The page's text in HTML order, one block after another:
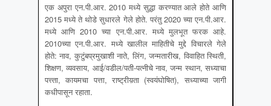
एक अपुरा एन.पी.आर. 2010 मध्ये सुद्धा करण्यात आले होते आणि
2015 मध्ये ते थोडे सुधारले गेले होते. परंतु 2020 च्या एन.पी.आर.
मध्ये आणि 2010 च्या एन.पी.आर. मध्ये मुलभूत फरक आहे.
2010च्या एन.पी.आर. मध्ये खालील माहितीचे मुद्दे विचारले गेले
होते: नाव, कुटुंबप्रमुखाशी नाते, लिंग, जन्मतारीख, विवाहित स्थिती,
शिक्षण, व्यवसाय, आई/वडील/पती-पत्नीचे नाव, जन्म स्थान, सध्याचा
पत्त्ता, कायमचा पत्ता, राष्ट्रीय़ता (स्वयंघोषित), सध्याच्या जागी
कधीपासून रहाता.